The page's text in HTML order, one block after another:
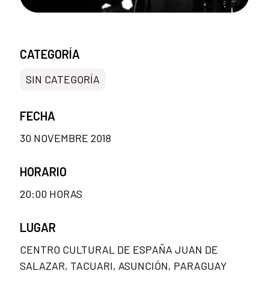
CATEGORÍA
SIN CATEGORÍA
FECHA
30 NOVEMBRE 2018
HORARIO
20:00 HORAS
LUGAR
CENTRO CULTURAL DE ESPAÑA JUAN DE
SALAZAR, TACUARI, ASUNCIÓN, PARAGUAY